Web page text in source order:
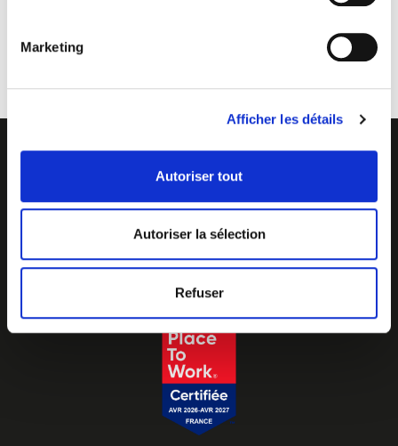
Marketing
Afficher les détails
Autoriser tout
Autoriser la sélection
Refuser
42290 SORBIERS - France
Tél. : + 33 4 77 53 05 05
Contactez-nous !
Plan d'accès